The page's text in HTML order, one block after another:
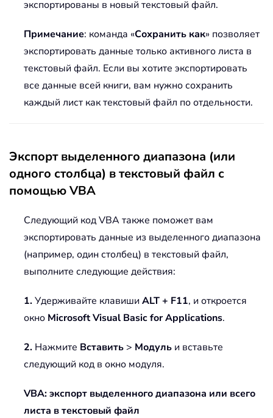
экспортированы в новый текстовый файл.
Примечание: команда «Сохранить как» позволяет
экспортировать данные только активного листа в
текстовый файл. Если вы хотите экспортировать
все данные всей книги, вам нужно сохранить
каждый лист как текстовый файл по отдельности.
Экспорт выделенного диапазона (или
одного столбца) в текстовый файл с
помощью VBA
Следующий код VBA также поможет вам
экспортировать данные из выделенного диапазона
(например, один столбец) в текстовый файл,
выполните следующие действия:
1.Удерживайте клавиши ALT + F11, и откроется
окно Microsoft Visual Basic for Applications.
2. Нажмите Вставить > Модуль и вставьте
следующий код в окно модуля.
VBA: экспорт выделенного диапазона или всего
листа в текстовый файл